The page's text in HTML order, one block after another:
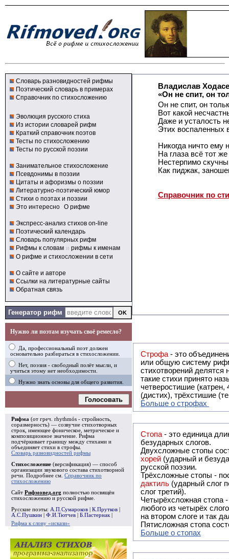
Словарь разновидностей рифмы
Поэтический словарь в примерах
Справочник по стихосложению
Эволюция русского стиха
Из истории словарей рифм
Краткий справочник поэтов
Тесты по стихосложению
Тесты по русской поэзии
Занимательное стихосложение
Псевдонимы в поэзии
Цитаты и афоризмы о поэзии
Литературно-поэтический юмор
Стихи о поэтах и поэзии
Это интересно О рифме
Экспресс-анализ стихов on-line
Поэтический календарь
Словарь популярных рифм
Рифмы к словам и рифмы к именам
О рифме и стихосложении в сети
О сайте и авторе
Ссылки на литературные сайты
Обратная связь
Генератор рифм
Нужно ли поэтам изучать своё ремесло?
Да, профессиональный поэт должен
основательно разбираться в стихосложении.
Нет, поэзия - свободный полёт мысли, и
учиться этому нет необходимости.
Нужно знать основы для общего развития.
Голосовать
Рифма (от греч. rhythmós - стройность,
соразмерность) — созвучие стихотворных
строк, имеющее фоническое, метрическое и
композиционное значение. Рифма
подчёркивает границу между стихами и
объединяет стихи в строфы
Словарь разновидностей рифмы
Стихосложение (версификация) — способ
организации звукового состава стихотворной
речи. Подробнее см. Справочник по
стихосложению
Сайт Рифмовед.org полностью посвящён
стихосложению и русской рифме.
Русские поэты: А.П.Сумароков К.Прутков
А.С.Пушкин
Ф.И.Тютчев Б.Пастернак
Рифма к слову «искази»
Владислав
«Он не спит, он
Он не спит, он
Вот какой
Даже и усталость
Этих воспаленных
Никогда ничто ему
На глаза всё тот
Нестерпимо
Как пиджак,
Справочник по
Строфа - это объединение двух
или общую систему рифм, и регулярно или периодически
стихотворений делятся на строфы и т.о. являются строфическими.
такие стихи принято называть астрофическими. Самая популярная строфа в русской поэзии -
четверостишие
(дистих), трёхстишие
Больше о строфах
Стопа - это единица
безударных слогов.
Двухсложные стопы
хорей (ударный и
русской поэзии.
Трёхсложные стопы -
дактиль (ударный слог
слог третий).
Четырёхсложная стопа
любого из четырёх
на втором слоге и так
Пятисложная стопа
Больше о стопах